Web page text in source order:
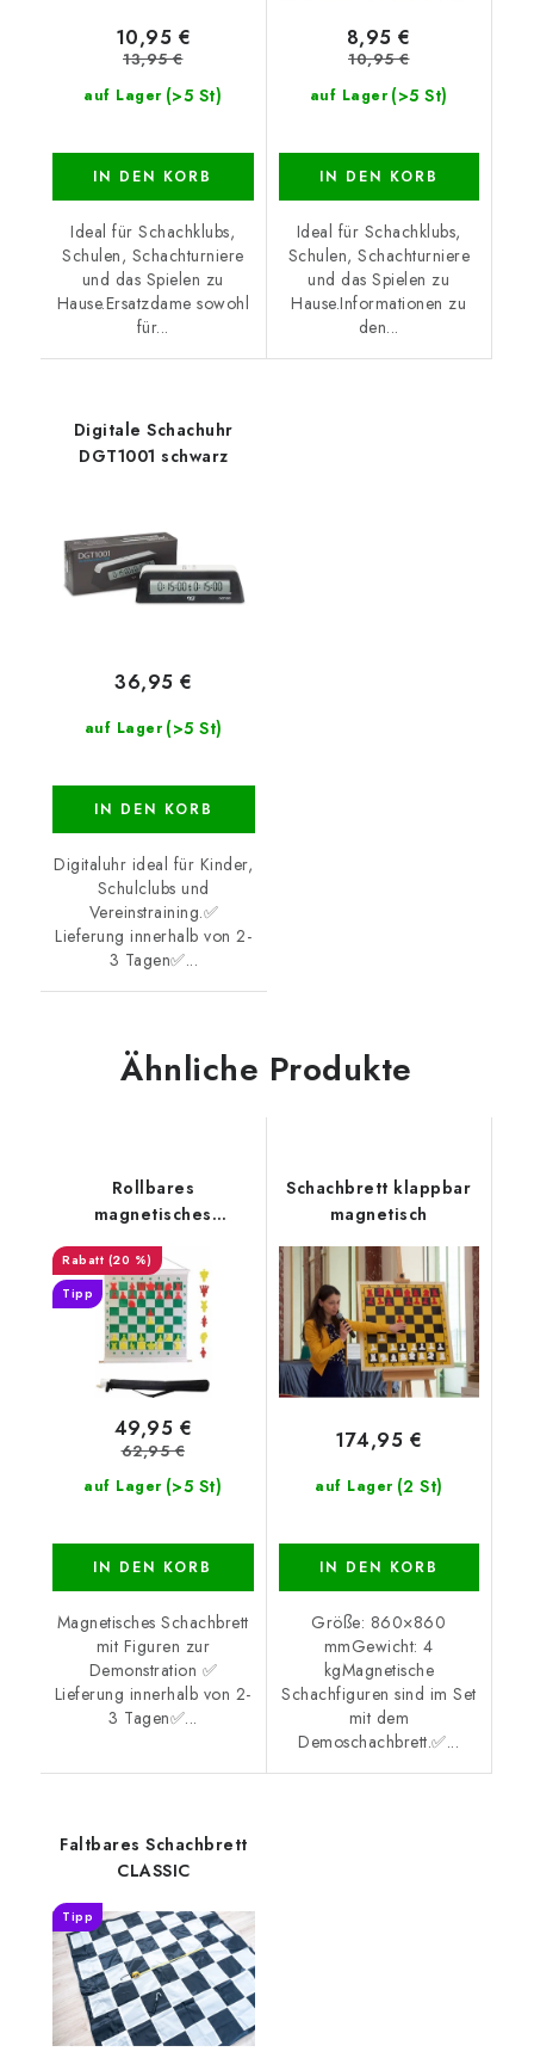
auf Lager (>5 St)
10,95 €
13,95 €
IN DEN KORB
Ideal für Schachklubs,
Schulen, Schachturniere
und das Spielen zu
Hause.Ersatzdame sowohl
für...
auf Lager (>5 St)
8,95 €
10,95 €
IN DEN KORB
Ideal für Schachklubs,
Schulen, Schachturniere
und das Spielen zu
Hause.Informationen zu
den...
Digitale Schachuhr
DGT1001 schwarz
auf Lager (>5 St)
36,95 €
IN DEN KORB
Digitaluhr ideal für Kinder,
Schulclubs und
Vereinstraining.✅
Lieferung innerhalb von 2-
3 Tagen✅...
Ähnliche Produkte
Rollbares
magnetisches
Demonstrationsschachbrett
gelb-orange
(20 %)
Tipp
auf Lager (>5 St)
49,95 €
62,95 €
IN DEN KORB
Magnetisches Schachbrett
mit Figuren zur
Demonstration ✅
Lieferung innerhalb von 2-
3 Tagen✅...
Schachbrett klappbar
magnetisch
auf Lager (2 St)
174,95 €
IN DEN KORB
Größe: 860×860
mmGewicht: 4
kgMagnetische
Schachfiguren sind im Set
mit dem
Demoschachbrett.✅...
Faltbares Schachbrett
CLASSIC
Tipp